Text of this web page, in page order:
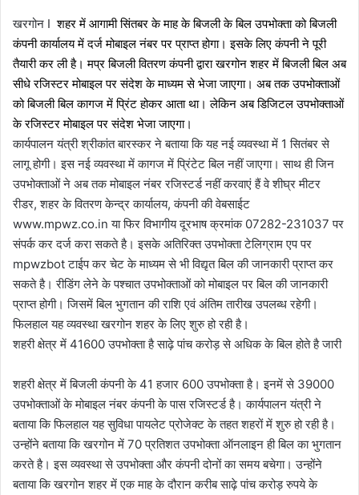
खरगोन Iशहर में आगामी सिंतबर के माह के बिजली के बिल उपभोक्ता को बिजली
कंपनी कार्यालय में दर्ज मोबाइल नंबर पर प्राप्त होगा। इसके लिए कंपनी ने पूरी
तैयारी कर ली है। मप्र बिजली वितरण कंपनी द्वारा खरगोन शहर में बिजली बिल अब
सीधे रजिस्टर मोबाइल पर संदेश के माध्यम से भेजा जाएगा। अब तक उपभोक्ताओं
को बिजली बिल कागज में प्रिंट होकर आता था। लेकिन अब डिजिटल उपभोक्ताओं
के रजिस्टर मोबाइल पर संदेश भेजा जाएगा।
कार्यपालन यंत्री श्रीकांत बारस्कर ने बताया कि यह नई व्यवस्था में 1 सितंबर से
लागू होगी। इस नई व्यवस्था में कागज में प्रिंटेट बिल नहीं जाएगा। साथ ही जिन
उपभोक्ताओं ने अब तक मोबाइल नंबर रजिस्टर्ड नहीं करवाएं हैं वे शीघ्र मीटर
रीडर, शहर के वितरण केन्द्र कार्यालय, कंपनी की वेबसाईट
www.mpwz.co.in या फिर विभागीय दूरभाष क्रमांक 07282-231037 पर
संपर्क कर दर्ज करा सकते है। इसके अतिरिक्त उपभोक्ता टेलिग्राम एप पर
mpwzbot टाईप कर चेट के माध्यम से भी विद्यृत बिल की जानकारी प्राप्त कर
सकते है। रीडिंग लेने के पश्चात उपभोक्ताओं को मोबाइल पर बिल की जानकारी
प्राप्त होगी। जिसमें बिल भुगतान की राशि एवं अंतिम तारीख उपलब्ध रहेगी।
फिलहाल यह व्यवस्था खरगोन शहर के लिए शुरु हो रही है।
शहरी क्षेत्र में 41600 उपभोक्ता है साढ़े पांच करोड़ से अधिक के बिल होते है जारी
शहरी क्षेत्र में बिजली कंपनी के 41 हजार 600 उपभोक्ता है। इनमें से 39000
उपभोक्ताओं के मोबाइल नंबर कंपनी के पास रजिस्टर्ड है। कार्यपालन यंत्री ने
बताया कि फिलहाल यह सुविधा पायलेट प्रोजेक्ट के तहत शहरों में शुरु हो रही है।
उन्होंने बताया कि खरगोन में 70 प्रतिशत उपभोक्ता ऑनलाइन ही बिल का भुगतान
करते है। इस व्यवस्था से उपभोक्ता और कंपनी दोनों का समय बचेगा। उन्होंने
बताया कि खरगोन शहर में एक माह के दौरान करीब साढ़े पांच करोड़ रुपये के